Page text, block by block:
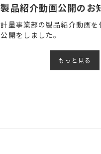
製品紹介動画公開のお
計量事業部の製品紹介動画を
公開をしました。
もっと見る